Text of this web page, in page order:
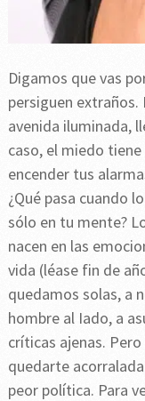
Digamos que vas
persiguen
avenida iluminada,
caso, el miedo
encender tus
¿Qué pasa cuando
sólo en tu mente?
nacen en las
vida (léase fin de
quedamos solas, a
hombre al Iado, a
críticas ajenas.
quedarte
peor política. Para